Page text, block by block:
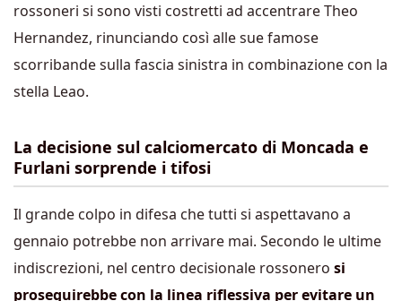
rossoneri si sono visti costretti ad accentrare Theo
Hernandez, rinunciando così alle sue famose
scorribande sulla fascia sinistra in combinazione con la
stella Leao.
La decisione sul calciomercato di Moncada e
Furlani sorprende i tifosi
Il grande colpo in difesa che tutti si aspettavano a
gennaio potrebbe non arrivare mai. Secondo le ultime
indiscrezioni, nel centro decisionale rossonero si
proseguirebbe con la linea riflessiva per evitare un